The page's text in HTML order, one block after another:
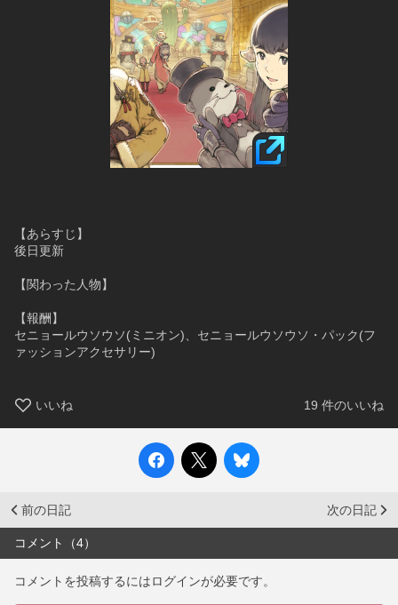
【あらすじ】
後日更新
【関わった人物】
【報酬】
セニョールウソウソ(ミニオン)、セニョールウソウソ・パック(フ
ァッションアクセサリー)
いいね 19 件のいいね
前の日記 次の日記
コメント（4）
コメントを投稿するにはログインが必要です。